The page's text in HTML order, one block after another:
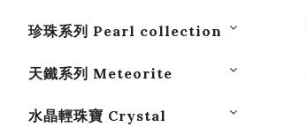
珍珠系列 Pearl collection
天鐵系列 Meteorite
水晶輕珠寶 Crystal